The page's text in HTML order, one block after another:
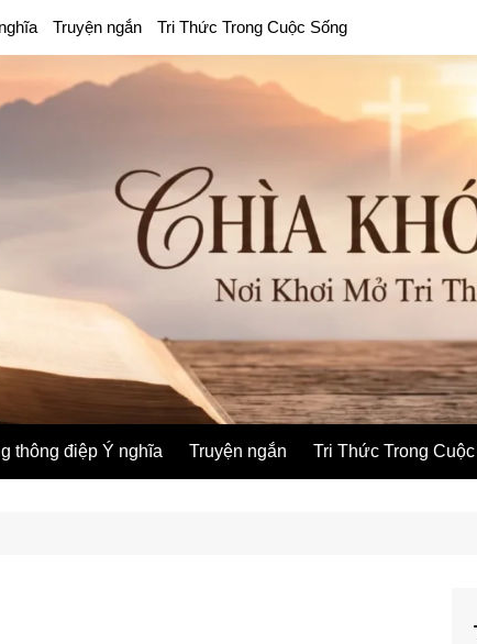
Truyện ngắn Tri Thức Trong Cuộc Sống
thông điệp Ý nghĩa Truyện ngắn Tri Thức Trong